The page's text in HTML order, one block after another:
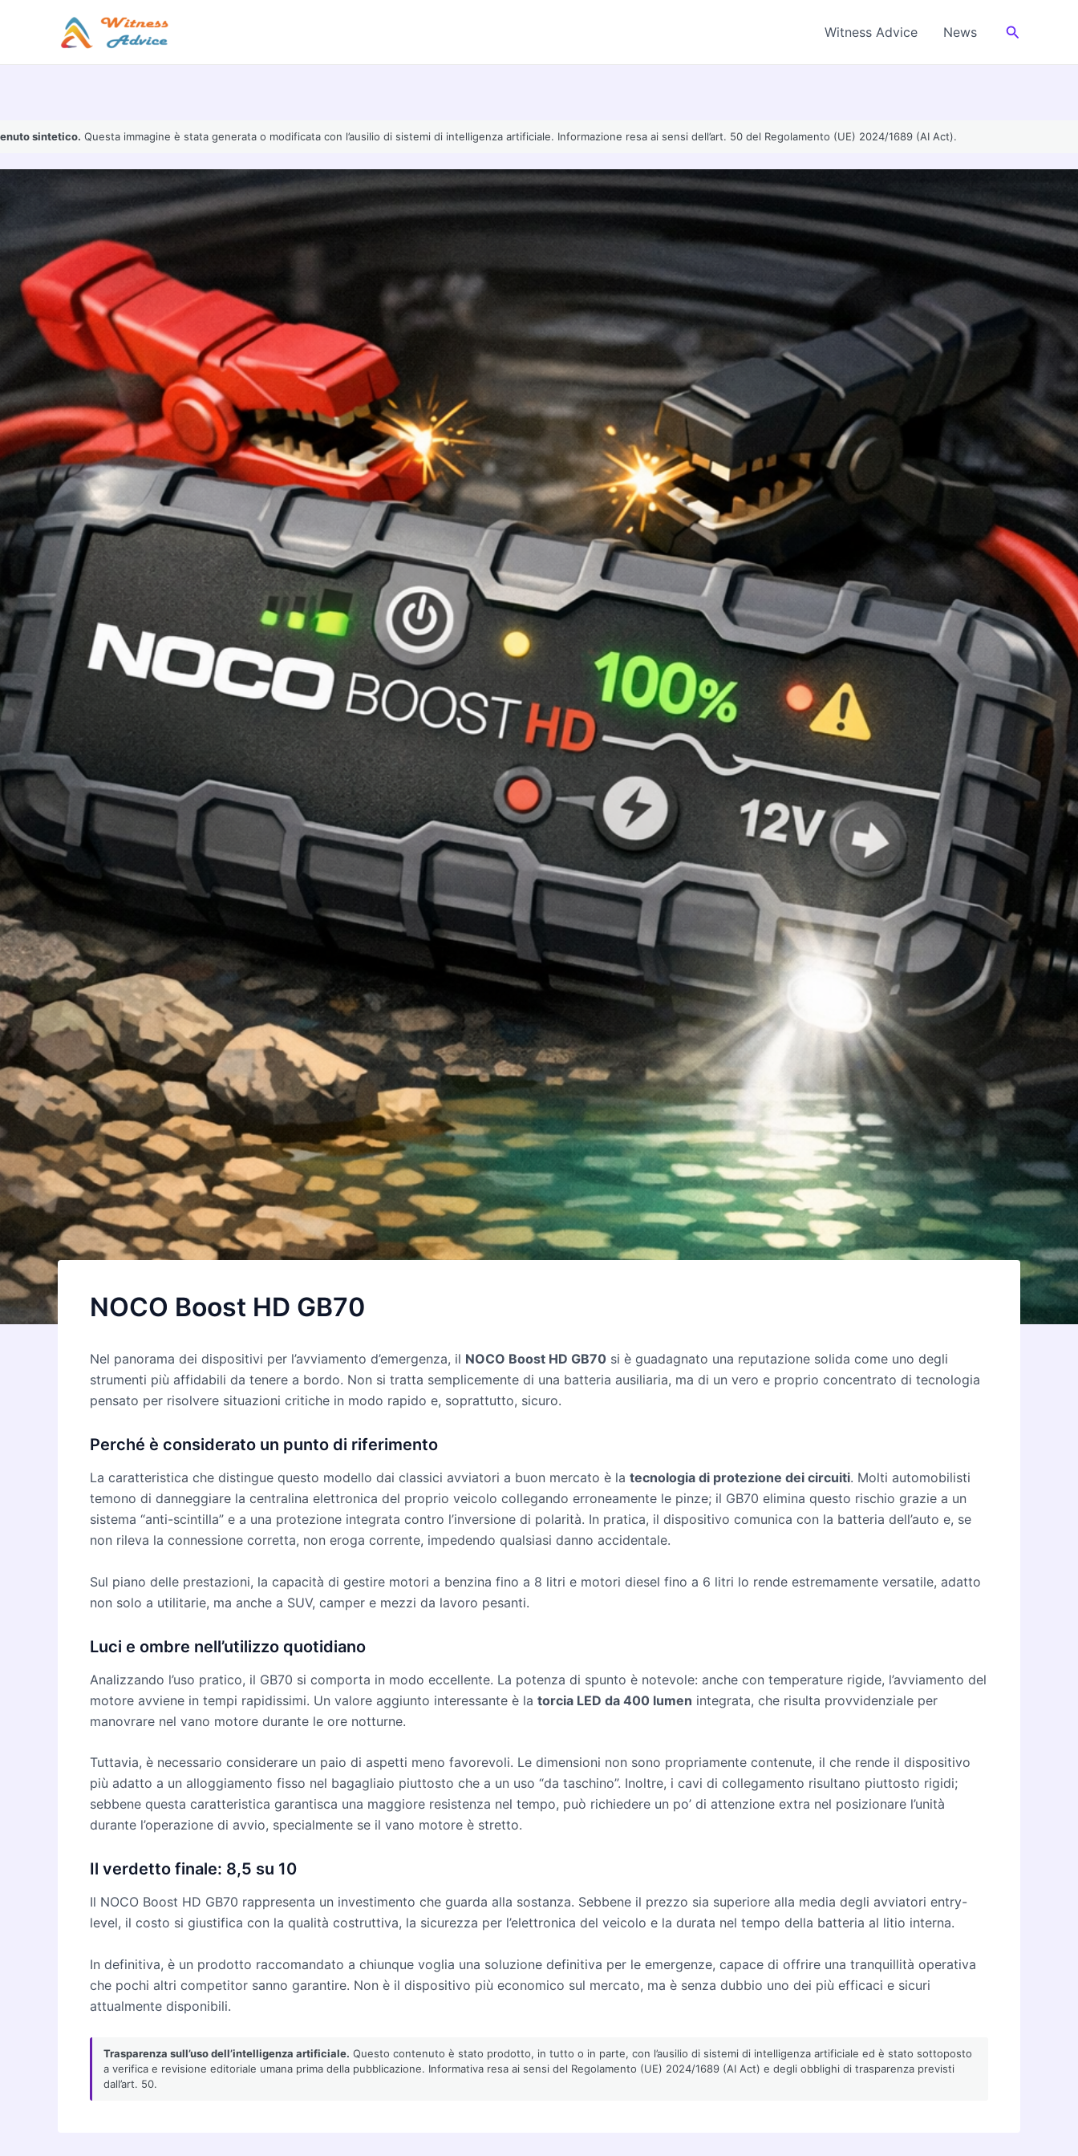
Witness Advice News Cerca
sintetico. Questa immagine è stata generata o modificata con l’ausilio di sistemi di intelligenza artificiale. Informazione resa ai sensi dell’art. 50 del Regolamento (UE) 2024/1689 (AI Act).
NOCO Boost HD GB70
Nel panorama dei dispositivi per l’avviamento d’emergenza, il NOCO Boost HD GB70 si è guadagnato una reputazione solida come uno degli
strumenti più affidabili da tenere a bordo. Non si tratta semplicemente di una batteria ausiliaria, ma di un vero e proprio concentrato di tecnologia
pensato per risolvere situazioni critiche in modo rapido e, soprattutto, sicuro.
Perché è considerato un punto di riferimento
La caratteristica che distingue questo modello dai classici avviatori a buon mercato è la tecnologia di protezione dei circuiti. Molti automobilisti
temono di danneggiare la centralina elettronica del proprio veicolo collegando erroneamente le pinze; il GB70 elimina questo rischio grazie a un
sistema “anti-scintilla” e a una protezione integrata contro l’inversione di polarità. In pratica, il dispositivo comunica con la batteria dell’auto e, se
non rileva la connessione corretta, non eroga corrente, impedendo qualsiasi danno accidentale.
Sul piano delle prestazioni, la capacità di gestire motori a benzina fino a 8 litri e motori diesel fino a 6 litri lo rende estremamente versatile, adatto
non solo a utilitarie, ma anche a SUV, camper e mezzi da lavoro pesanti.
Luci e ombre nell’utilizzo quotidiano
Analizzando l’uso pratico, il GB70 si comporta in modo eccellente. La potenza di spunto è notevole: anche con temperature rigide, l’avviamento del
motore avviene in tempi rapidissimi. Un valore aggiunto interessante è la torcia LED da 400 lumen integrata, che risulta provvidenziale per
manovrare nel vano motore durante le ore notturne.
Tuttavia, è necessario considerare un paio di aspetti meno favorevoli. Le dimensioni non sono propriamente contenute, il che rende il dispositivo
più adatto a un alloggiamento fisso nel bagagliaio piuttosto che a un uso “da taschino”. Inoltre, i cavi di collegamento risultano piuttosto rigidi;
sebbene questa caratteristica garantisca una maggiore resistenza nel tempo, può richiedere un po’ di attenzione extra nel posizionare l’unità
durante l’operazione di avvio, specialmente se il vano motore è stretto.
Il verdetto finale: 8,5 su 10
Il NOCO Boost HD GB70 rappresenta un investimento che guarda alla sostanza. Sebbene il prezzo sia superiore alla media degli avviatori entry-
level, il costo si giustifica con la qualità costruttiva, la sicurezza per l’elettronica del veicolo e la durata nel tempo della batteria al litio interna.
In definitiva, è un prodotto raccomandato a chiunque voglia una soluzione definitiva per le emergenze, capace di offrire una tranquillità operativa
che pochi altri competitor sanno garantire. Non è il dispositivo più economico sul mercato, ma è senza dubbio uno dei più efficaci e sicuri
attualmente disponibili.
Trasparenza sull’uso dell’intelligenza artificiale. Questo contenuto è stato prodotto, in tutto o in parte, con l’ausilio di sistemi di intelligenza artificiale ed è stato sottoposto
a verifica e revisione editoriale umana prima della pubblicazione. Informativa resa ai sensi del Regolamento (UE) 2024/1689 (AI Act) e degli obblighi di trasparenza previsti
dall’art. 50.